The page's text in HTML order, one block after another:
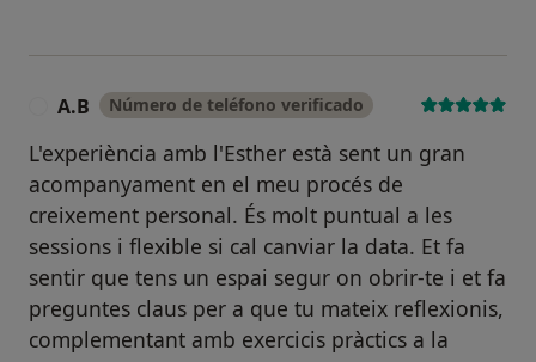
A.B Número de teléfono verificado
L'experiència amb l'Esther està sent un gran
acompanyament en el meu procés de
creixement personal. És molt puntual a les
sessions i flexible si cal canviar la data. Et fa
sentir que tens un espai segur on obrir-te i et fa
preguntes claus per a que tu mateix reflexionis,
complementant amb exercicis pràctics a la